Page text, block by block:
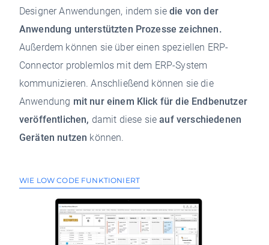
Designer Anwendungen, indem siedie von der
Anwendung unterstützten Prozesse zeichnen.
Außerdem können sie über einen speziellen ERP-
Connector problemlos mit dem ERP-System
kommunizieren. Anschließend können sie die
Anwendung mit nur einem Klick für die Endbenutzer
veröffentlichen, damit diese sieauf verschiedenen
Geräten nutzen können.
WIE LOW CODE FUNKTIONIERT